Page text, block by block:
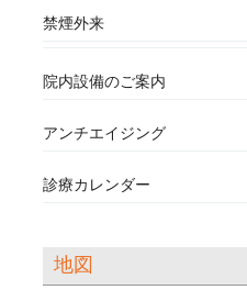
禁煙外来
院内設備のご案内
アンチエイジング
診療カレンダー
地図